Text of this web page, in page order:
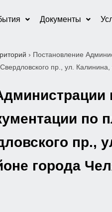
Документы
› Постановление
пр., ул.
по
города